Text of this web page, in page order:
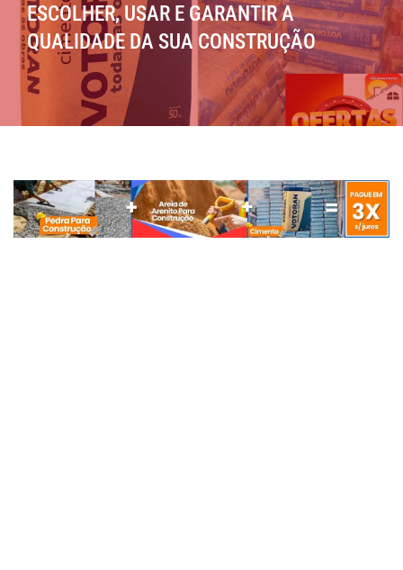
ESCOLHER, USAR E GARANTIR A
QUALIDADE DA SUA CONSTRUÇÃO